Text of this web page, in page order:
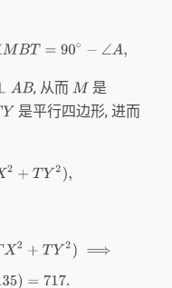
BT=90 ∘−∠A
B , 从而 M 是
是平行四边形, 进而
TY2) ,
13( 2⋅1143−135)=717.